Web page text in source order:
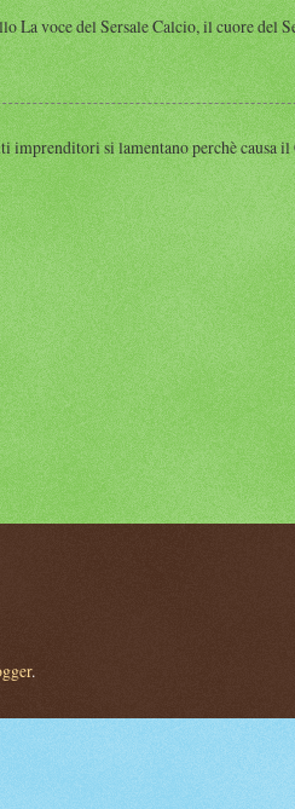
voce del Sersale Calcio, il cuore del
si lamentano perchè causa il
.